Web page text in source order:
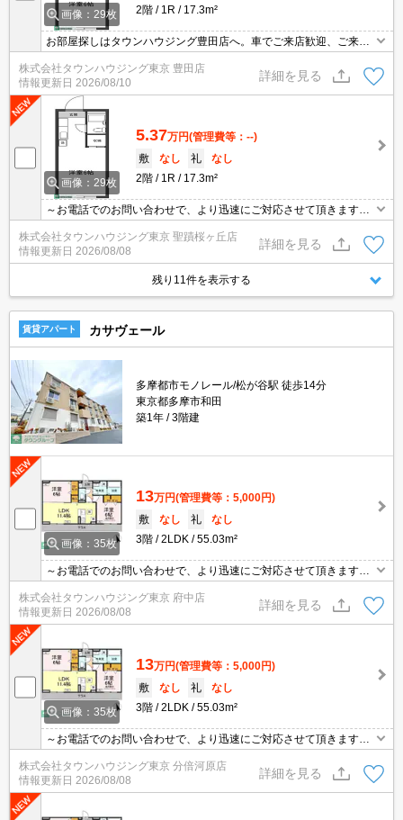
画像：29枚
2階
1R 17.3m²
お部屋探しはタウンハウジング豊田店へ。車でご来店歓迎、ご来店
株式会社タウンハウジング東京 豊田店
情報更新日 2026/08/10
詳細を見る
画像：29枚
5.37万円(管理費等：--)
敷
なし 礼
なし
2階
1R 17.3m²
～お電話でのお問い合わせで、より迅速にご対応させて頂きます～
株式会社タウンハウジング東京 聖蹟桜ヶ丘店
情報更新日 2026/08/08
詳細を見る
残り11件を表示する
賃貸アパート カサヴェール
多摩都市モノレール/松が谷駅 徒歩14分
東京都多摩市和田
築1年
3階建
画像：35枚
13万円(管理費等：5,000円)
敷
なし 礼
なし
3階
2LDK 55.03m²
～お電話でのお問い合わせで、より迅速にご対応させて頂きます～
株式会社タウンハウジング東京 府中店
情報更新日 2026/08/08
詳細を見る
画像：35枚
13万円(管理費等：5,000円)
敷
なし 礼
なし
3階
2LDK 55.03m²
～お電話でのお問い合わせで、より迅速にご対応させて頂きます～
株式会社タウンハウジング東京 分倍河原店
情報更新日 2026/08/08
詳細を見る